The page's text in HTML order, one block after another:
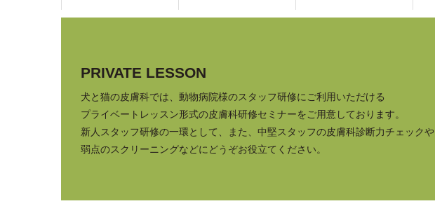
PRIVATE LESSON
犬と猫の皮膚科では、動物病院様のスタッフ研修にご利用いただける
プライベートレッスン形式の皮膚科研修セミナーをご用意しております。
新人スタッフ研修の一環として、また、中堅スタッフの皮膚科診断力チェックや
弱点のスクリーニングなどにどうぞお役立てください。